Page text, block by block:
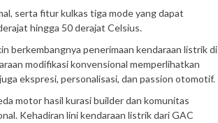
serta fitur kulkas tiga mode yang dapat
hingga 50 derajat Celsius.
berkembangnya penerimaan kendaraan listrik di
modifikasi konvensional memperlihatkan
ekspresi, personalisasi, dan passion otomotif.
motor hasil kurasi builder dan komunitas
Kehadiran lini kendaraan listrik dari GAC